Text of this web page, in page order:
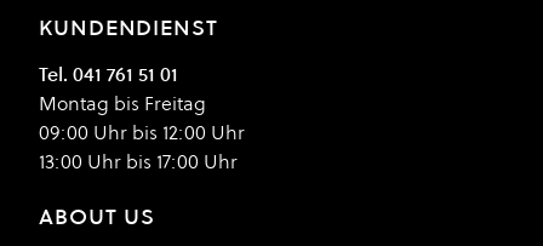
KUNDENDIENST
Tel. 041 761 51 01
Montag bis Freitag
09:00 Uhr bis 12:00 Uhr
13:00 Uhr bis 17:00 Uhr
ABOUT US